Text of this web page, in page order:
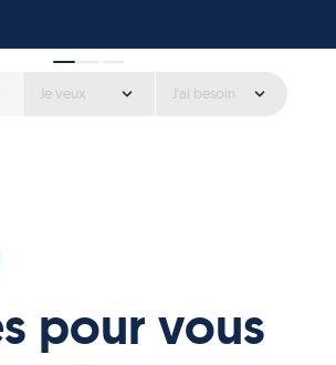
Je veux J'ai besoin
pour vous